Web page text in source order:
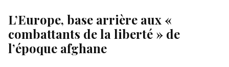
L’Europe, base arrière aux «
combattants de la liberté » de
l’époque afghane